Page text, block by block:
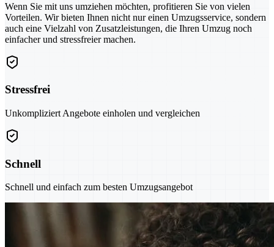
Wenn Sie mit uns umziehen möchten, profitieren Sie von vielen
Vorteilen. Wir bieten Ihnen nicht nur einen Umzugsservice, sondern
auch eine Vielzahl von Zusatzleistungen, die Ihren Umzug noch
einfacher und stressfreier machen.
Stressfrei
Unkompliziert Angebote einholen und vergleichen
Schnell
Schnell und einfach zum besten Umzugsangebot